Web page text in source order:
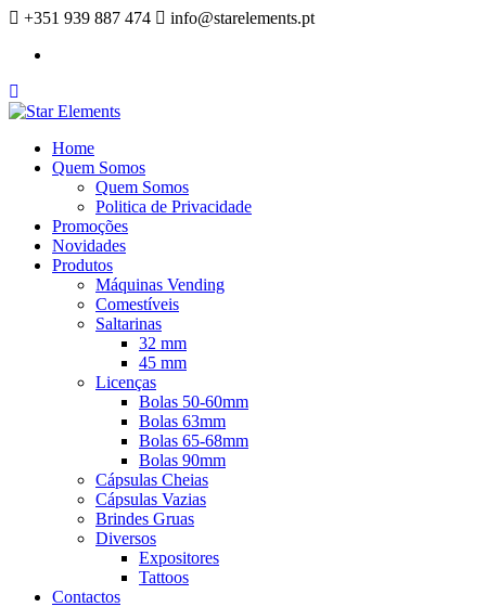
+351 939 887 474
info@starelements.pt
Home
Quem Somos
Quem Somos
Politica de Privacidade
Promoções
Novidades
Produtos
Máquinas Vending
Comestíveis
Saltarinas
32 mm
45 mm
Licenças
Bolas 50-60mm
Bolas 63mm
Bolas 65-68mm
Bolas 90mm
Cápsulas Cheias
Cápsulas Vazias
Brindes Gruas
Diversos
Expositores
Tattoos
Contactos